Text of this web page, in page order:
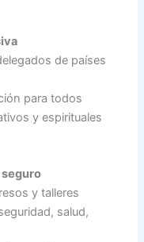
de países
para todos
y espirituales
y talleres
salud,